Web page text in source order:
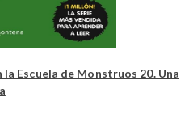
Escuela de Monstruos 20. Una